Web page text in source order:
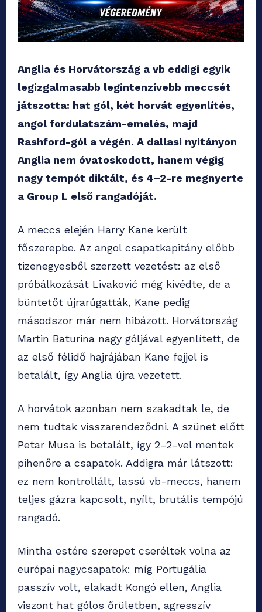
Anglia és Horvátország a vb eddigi egyik
legizgalmasabb legintenzívebb meccsét
játszotta: hat gól, két horvát egyenlítés,
angol fordulatszám-emelés, majd
Rashford-gól a végén. A dallasi nyitányon
Anglia nem óvatoskodott, hanem végig
nagy tempót diktált, és 4–2-re megnyerte
a Group L első rangadóját.
A meccs elején Harry Kane került
főszerepbe. Az angol csapatkapitány előbb
tizenegyesből szerzett vezetést: az első
próbálkozását Livaković még kivédte, de a
büntetőt újrarúgatták, Kane pedig
másodszor már nem hibázott. Horvátország
Martin Baturina nagy góljával egyenlített, de
az első félidő hajrájában Kane fejjel is
betalált, így Anglia újra vezetett.
A horvátok azonban nem szakadtak le, de
nem tudtak visszarendeződni. A szünet előtt
Petar Musa is betalált, így 2–2-vel mentek
pihenőre a csapatok. Addigra már látszott:
ez nem kontrollált, lassú vb-meccs, hanem
teljes gázra kapcsolt, nyílt, brutális tempójú
rangadó.
Mintha estére szerepet cseréltek volna az
európai nagycsapatok: míg Portugália
passzív volt, elakadt Kongó ellen, Anglia
viszont hat gólos őrületben, agresszív